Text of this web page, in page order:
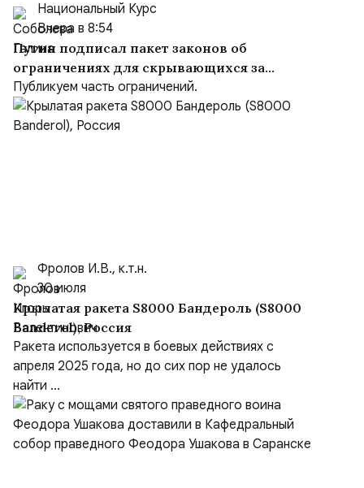
Национальный Курс
Вчера в 8:54
Путин подписал пакет законов об
ограничениях для скрывающихся за
рубежом преступников и иноагентов
Публикуем часть ограничений.
Фролов И.В., к.т.н.
30 июля
Крылатая ракета S8000 Бандероль (S8000
Banderol), Россия
Ракета используется в боевых действиях с
апреля 2025 года, но до сих пор не удалось
найти ...